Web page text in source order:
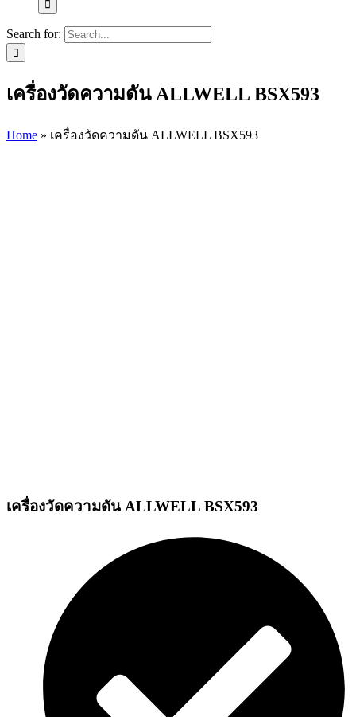
Search for:
เครื่องวัดความดัน ALLWELL BSX593
Home » เครื่องวัดความดัน ALLWELL BSX593
เครื่องวัดความดัน ALLWELL BSX593